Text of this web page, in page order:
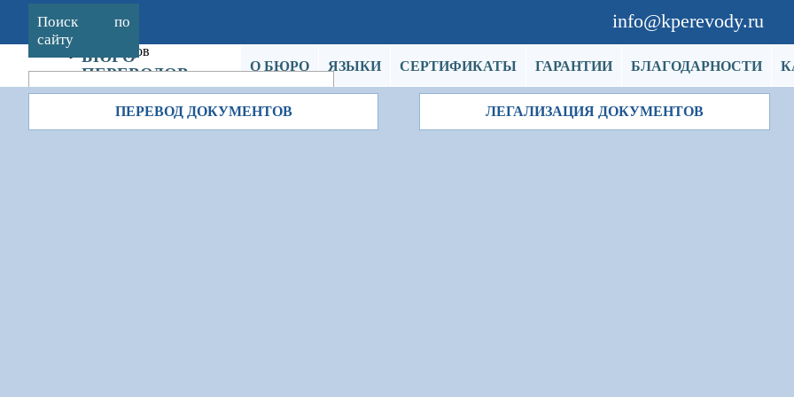
БЮРО
ПЕРЕВОДОВ
КОЖЕВНИКОВА
Поиск по
сайту
info@kperevody.ru
О БЮРО ЯЗЫКИ СЕРТИФИКАТЫ ГАРАНТИИ БЛАГОДАРНОСТИ
ПЕРЕВОД ДОКУМЕНТОВ ЛЕГАЛИЗАЦИЯ ДОКУМЕНТОВ